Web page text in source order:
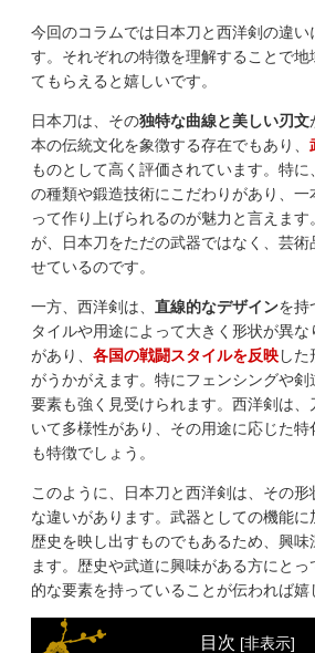
今回のコラムでは日本刀と西洋剣の違い
す。それぞれの特徴を理解することで地
てもらえると嬉しいです。
日本刀は、その独特な曲線と美しい刃文
本の伝統文化を象徴する存在でもあり、
ものとして高く評価されています。特
の種類や鍛造技術にこだわりがあり、一
って作り上げられるのが魅力と言えま
が、日本刀をただの武器ではなく、芸術
せているのです。
一方、西洋剣は、 直線的なデザインを持
タイルや用途によって大きく形状が異
があり、 各国の戦闘スタイルを反映した
がうかがえます。特にフェンシングや
要素も強く見受けられます。西洋剣は
いて多様性があり、その用途に応じた
も特徴でしょう。
このように、日本刀と西洋剣は、その形
な違いがあります。武器としての機能
歴史を映し出すものでもあるため、興味
ます。歴史や武道に興味がある方にと
的な要素を持っていることが伝われば嬉
目次 [非表示]